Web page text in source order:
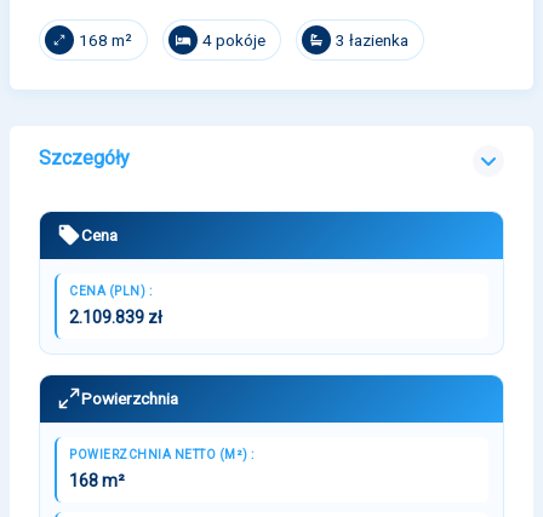
168 m² 4 pokóje 3 łazienka
Szczegóły
Cena
CENA (PLN) :
2.109.839 zł
Powierzchnia
POWIERZCHNIA NETTO (M²) :
168 m²